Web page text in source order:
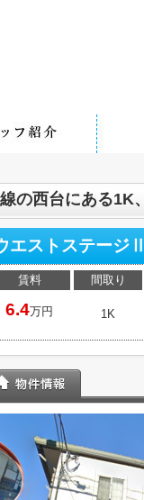
の西台にある1K
エストステージ
賃料
6.4万円
間取り
1K